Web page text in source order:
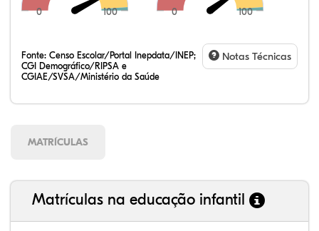
0 100 0 100
Fonte: Censo Escolar/Portal Inepdata/INEP;
CGI Demográfico/RIPSA e
CGIAE/SVSA/Ministério da Saúde
Notas Técnicas
MATRÍCULAS
Matrículas na educação infantil